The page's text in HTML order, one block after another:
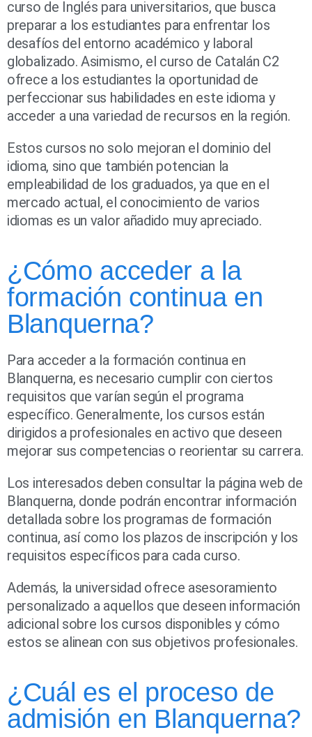
curso de Inglés para universitarios, que busca
preparar a los estudiantes para enfrentar los
desafíos del entorno académico y laboral
globalizado. Asimismo, el curso de Catalán C2
ofrece a los estudiantes la oportunidad de
perfeccionar sus habilidades en este idioma y
acceder a una variedad de recursos en la región.
Estos cursos no solo mejoran el dominio del
idioma, sino que también potencian la
empleabilidad de los graduados, ya que en el
mercado actual, el conocimiento de varios
idiomas es un valor añadido muy apreciado.
¿Cómo acceder a la
formación continua en
Blanquerna?
Para acceder a la formación continua en
Blanquerna, es necesario cumplir con ciertos
requisitos que varían según el programa
específico. Generalmente, los cursos están
dirigidos a profesionales en activo que deseen
mejorar sus competencias o reorientar su carrera.
Los interesados deben consultar la página web de
Blanquerna, donde podrán encontrar información
detallada sobre los programas de formación
continua, así como los plazos de inscripción y los
requisitos específicos para cada curso.
Además, la universidad ofrece asesoramiento
personalizado a aquellos que deseen información
adicional sobre los cursos disponibles y cómo
estos se alinean con sus objetivos profesionales.
¿Cuál es el proceso de
admisión en Blanquerna?